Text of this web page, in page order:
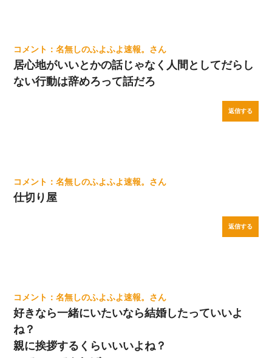
名無しのふよふよ速報。
居心地がいいとかの話じゃなく人間としてだらし
ない行動は辞めろって話だろ
返信する
名無しのふよふよ速報。
仕切り屋
返信する
名無しのふよふよ速報。
好きなら一緒にいたいなら結婚したっていいよ
ね？
親に挨拶するくらいいいよね？